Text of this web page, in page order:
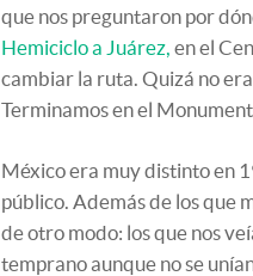
que nos preguntaron por
Hemiciclo a Juárez, en el
cambiar la ruta. Quizá no
Terminamos en el
México era muy distinto en
público. Además de los que
de otro modo: los que nos
temprano aunque no se